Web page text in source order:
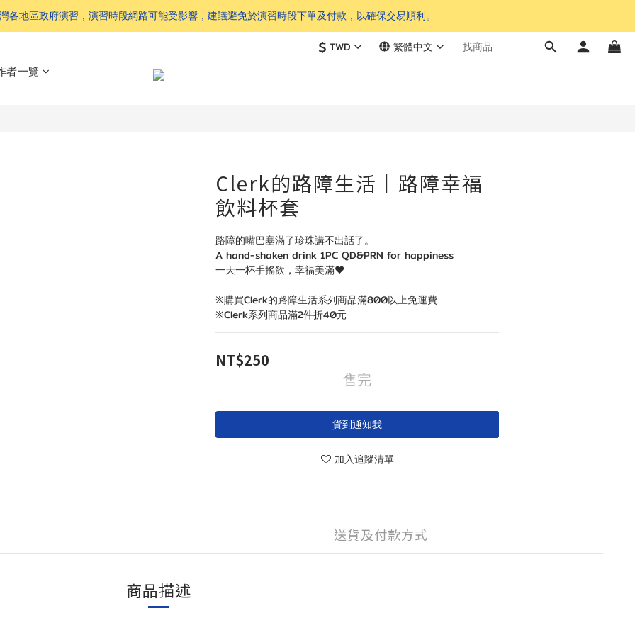
地區政府演習，演習時段網路可能受影響，建議避免於演習時段下單及付款，以確保交易順利。
$ TWD 繁體中文
者一覽
Clerk的路障生活｜路障幸福
飲料杯套
路障的嘴巴塞滿了珍珠講不出話了。
A hand-shaken drink 1PC QD&PRN for happiness
一天一杯手搖飲，幸福美滿❤️
※購買Clerk的路障生活系列商品滿800以上免運費
※Clerk系列商品滿2件折40元
NT$250
售完
貨到通知我
加入追蹤清單
送貨及付款方式
商品描述